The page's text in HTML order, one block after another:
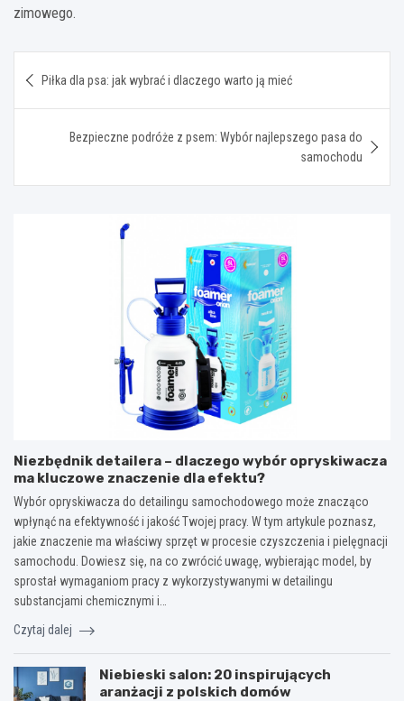
zimowego.
wpisu
Piłka dla psa: jak wybrać i dlaczego warto ją mieć
Bezpieczne podróże z psem: Wybór najlepszego pasa do
samochodu
Niezbędnik detailera – dlaczego wybór opryskiwacza
ma kluczowe znaczenie dla efektu?
Wybór opryskiwacza do detailingu samochodowego może znacząco
wpłynąć na efektywność i jakość Twojej pracy. W tym artykule poznasz,
jakie znaczenie ma właściwy sprzęt w procesie czyszczenia i pielęgnacji
samochodu. Dowiesz się, na co zwrócić uwagę, wybierając model, by
sprostał wymaganiom pracy z wykorzystywanymi w detailingu
substancjami chemicznymi i…
Czytaj dalej
Niebieski salon: 20 inspirujących
aranżacji z polskich domów